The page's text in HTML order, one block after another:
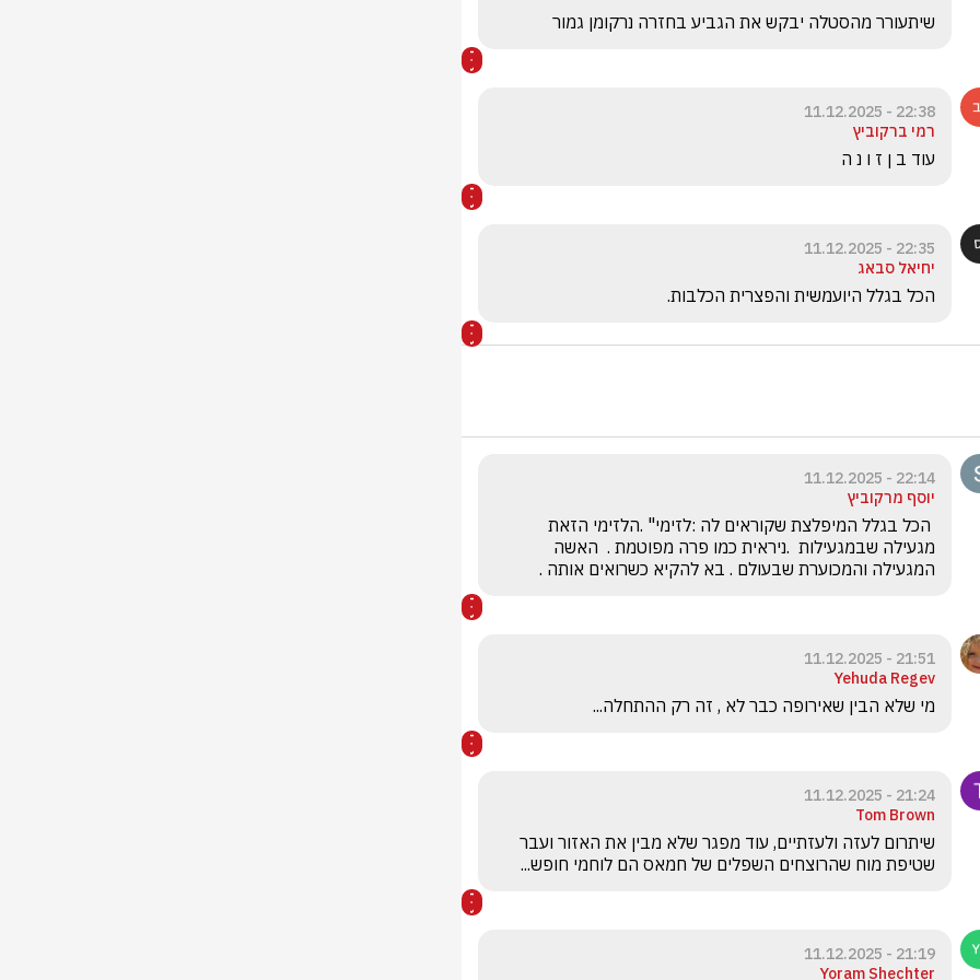
שיתעורר מהסטלה יבקש את הגביע בחזרה נרקומן גמור
22:38 - 11.12.2025
רמי ברקוביץ
עוד ב ן ז ו נ ה
22:35 - 11.12.2025
יחיאל סבאג
הכל בגלל היועמשית והפצרית הכלבות.
22:14 - 11.12.2025
יוסף מרקוביץ
המגעילה והמכוערת שבעולם . בא להקיא כשרואים אותה .
21:51 - 11.12.2025
Yehuda Regev
מי שלא הבין שאירופה כבר לא , זה רק ההתחלה...
21:24 - 11.12.2025
Tom Brown
שטיפת מוח שהרוצחים השפלים של חמאס הם לוחמי חופש...
21:19 - 11.12.2025
Yoram Shechter